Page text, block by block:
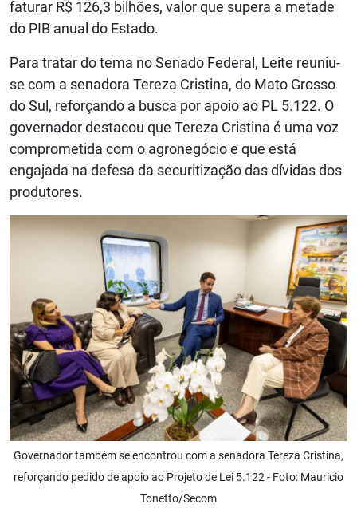
faturar R$ 126,3 bilhões, valor que supera a metade
do PIB anual do Estado.
Para tratar do tema no Senado Federal, Leite reuniu-
se com a senadora Tereza Cristina, do Mato Grosso
do Sul, reforçando a busca por apoio ao PL 5.122. O
governador destacou que Tereza Cristina é uma voz
comprometida com o agronegócio e que está
engajada na defesa da securitização das dívidas dos
produtores.
Governador também se encontrou com a senadora Tereza Cristina,
reforçando pedido de apoio ao Projeto de Lei 5.122 - Foto: Mauricio
Tonetto/Secom